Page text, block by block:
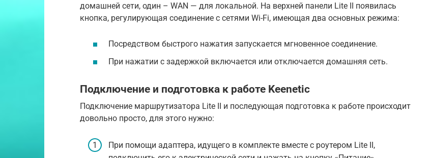
домашней сети, один – WAN — для локальной. На верхней панели Lite II появилась
кнопка, регулирующая соединение с сетями Wi-Fi, имеющая два основных режима:
Посредством быстрого нажатия запускается мгновенное соединение.
При нажатии с задержкой включается или отключается домашняя сеть.
Подключение и подготовка к работе Keenetic
Подключение маршрутизатора Lite II и последующая подготовка к работе происходит
довольно просто, для этого нужно:
При помощи адаптера, идущего в комплекте вместе с роутером Lite II,